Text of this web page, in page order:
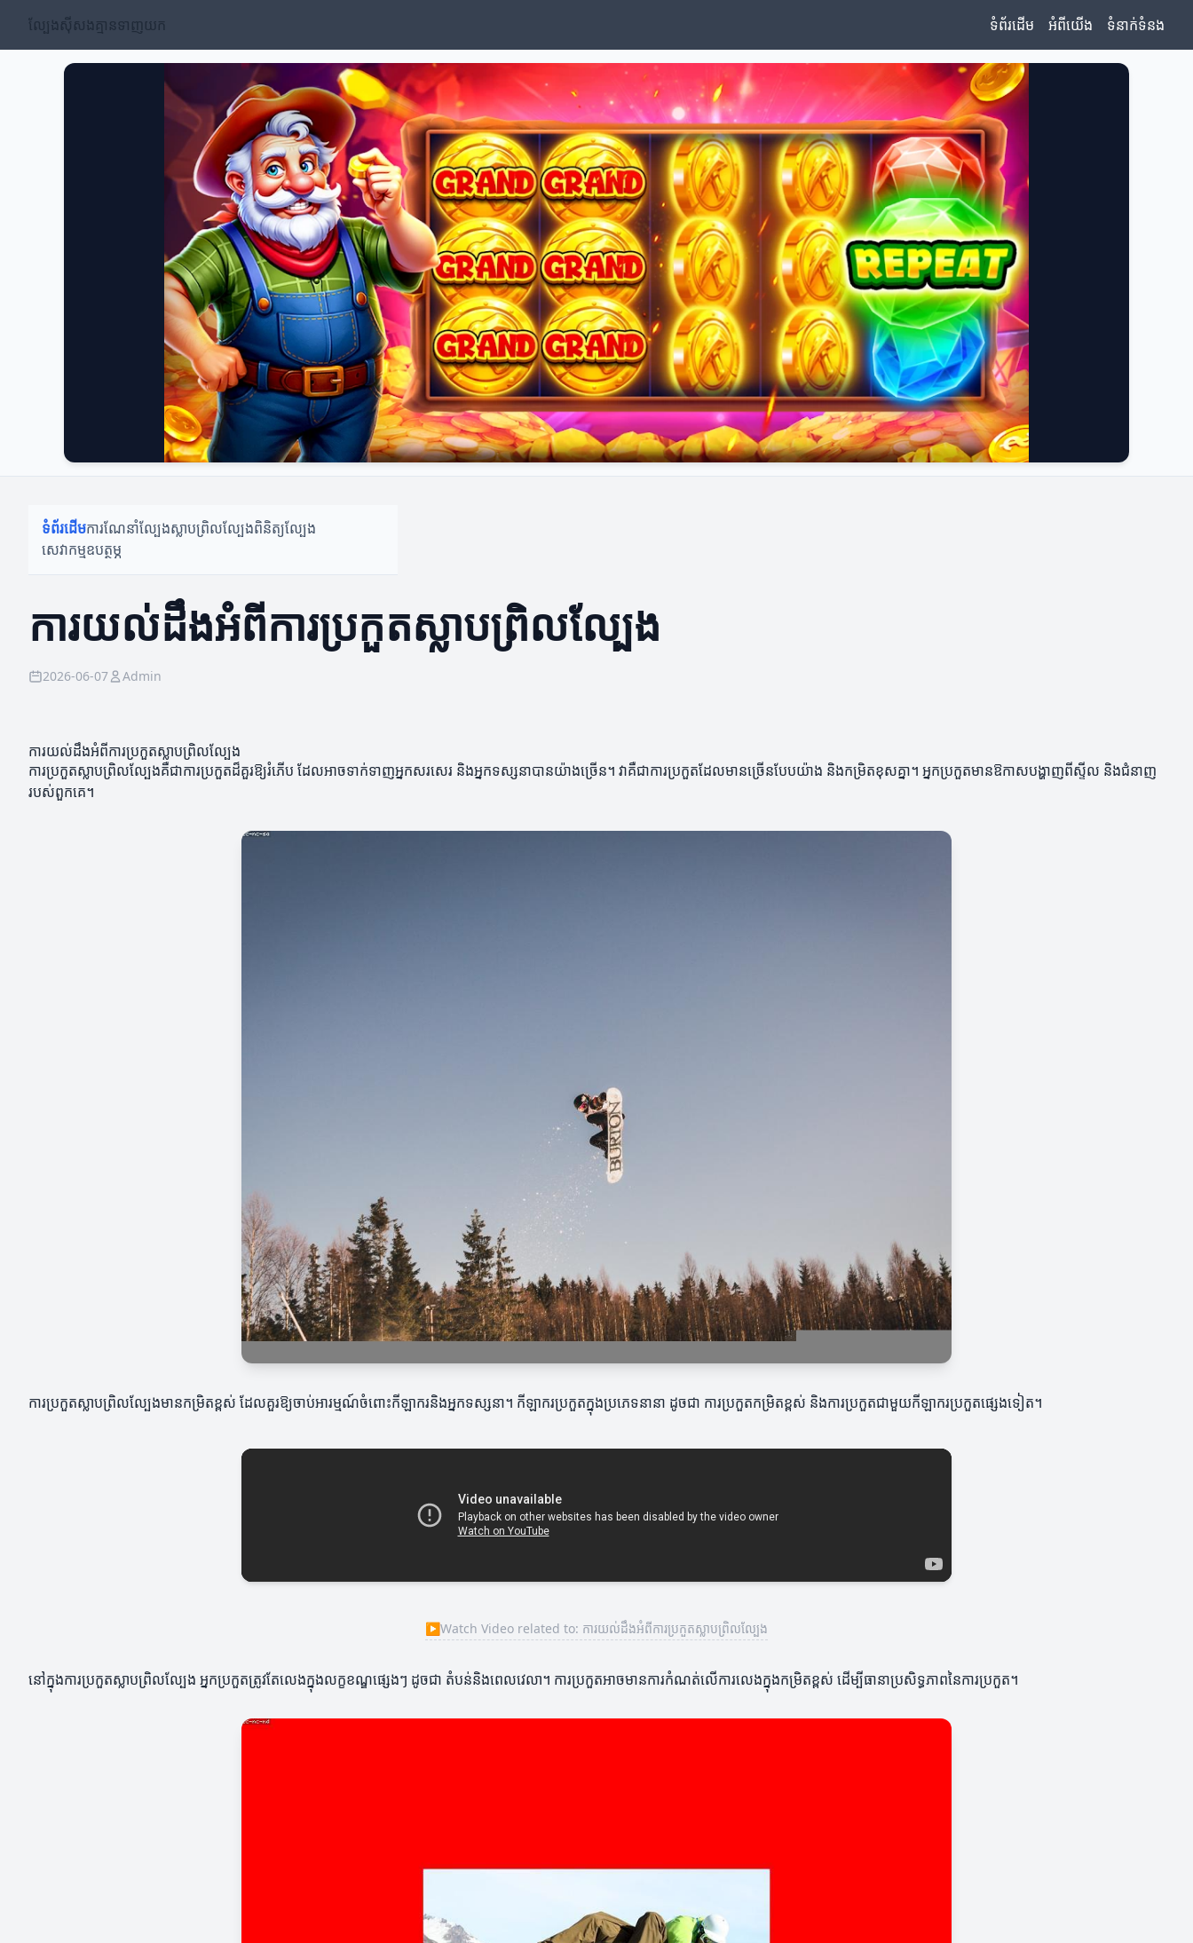
ល្បែងស៊ីសងគ្មានទាញយក ទំព័រដើម អំពីយើង ទំនាក់ទំនង
ទំព័រដើមការណែនាំល្បែងស្លាបព្រិលល្បែងពិនិត្យល្បែង
សេវាកម្មឧបត្ថម្ភ
ការយល់ដឹងអំពីការប្រកួតស្លាបព្រិលល្បែង
2026-06-07 Admin
ការយល់ដឹងអំពីការប្រកួតស្លាបព្រិលល្បែង
ការប្រកួតស្លាបព្រិលល្បែងគឺជាការប្រកួតដ៏គួរឱ្យរំភើប ដែលអាចទាក់ទាញអ្នកសរសេរ និងអ្នកទស្សនាបានយ៉ាងច្រើន។ វាគឺជាការប្រកួតដែលមានច្រើនបែបយ៉ាង និងកម្រិតខុសគ្នា។ អ្នកប្រកួតមានឱកាសបង្ហាញពីស្ទីល និងជំនាញ
របស់ពួកគេ។
ការប្រកួតស្លាបព្រិលល្បែងមានកម្រិតខ្ពស់ ដែលគួរឱ្យចាប់អារម្មណ៍ចំពោះកីឡាករនិងអ្នកទស្សនា។ កីឡាករប្រកួតក្នុងប្រភេទនានា ដូចជា ការប្រកួតកម្រិតខ្ពស់ និងការប្រកួតជាមួយកីឡាករប្រកួតផ្សេងទៀត។
▶Watch Video related to: ការយល់ដឹងអំពីការប្រកួតស្លាបព្រិលល្បែង
នៅក្នុងការប្រកួតស្លាបព្រិលល្បែង អ្នកប្រកួតត្រូវតែលេងក្នុងលក្ខខណ្ឌផ្សេងៗ ដូចជា តំបន់និងពេលវេលា។ ការប្រកួតអាចមានការកំណត់លើការលេងក្នុងកម្រិតខ្ពស់ ដើម្បីធានាប្រសិទ្ធភាពនៃការប្រកួត។